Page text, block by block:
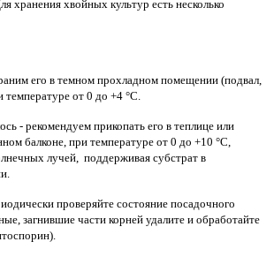
хранения хвойных культур есть несколько
его в темном прохладном помещении (подвал,
температуре от 0 до +4 °С.
- рекомендуем прикопать его в теплице или
балконе, при температуре от 0 до +10 °С,
лучей, поддерживая субстрат в
проверяйте состояние посадочного
загнившие части корней удалите и обработайте